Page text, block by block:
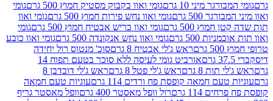
מיני 10 גרם
גומי ואוו בקבוק מסטיק חמוץ 500 גרם
גומי
500 גרם
גומי ואוו נחש פירות חמוץ 500 גרם
גומי ואוו
500 גרם
גומי ואוו כריש אבטיח חמוץ 500 גרם
גומי
500 גרם
גומי ואוו נחש אנקונדה 500 גרם
גומי ואוו כובע
ראש ג'לי אבטיח 8 גרם
סוכ' מנטוס רול יחידה
אורביט גומי לעיסה ללא סוכר בטעם תפוח 14
8 גרם
ראש ג'לי פטל 8 גרם
ראש ג'לי דובדבן 8
חמאה קופסת פח ורדים 114 גרם
עוגיות טעם חמאה
114 גרם
רול וופל מאסטר 400 גרם
וופל מאסטר גריף